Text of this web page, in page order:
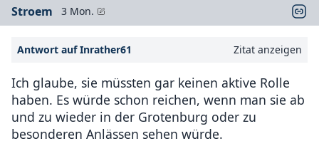
Stroem 3 Mon.
Antwort auf Inrather61 Zitat anzeigen
Ich glaube, sie müssten gar keinen aktive Rolle
haben. Es würde schon reichen, wenn man sie ab
und zu wieder in der Grotenburg oder zu
besonderen Anlässen sehen würde.